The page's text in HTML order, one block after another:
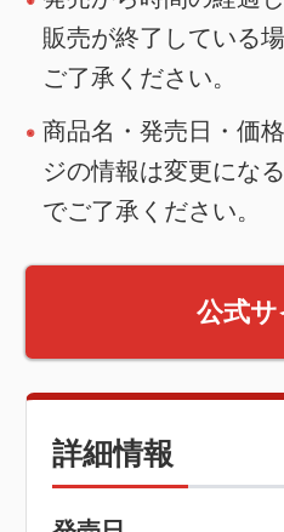
販売が終了している
ご了承ください。
商品名・発売日・価
ジの情報は変更にな
でご了承ください。
公式サ
詳細情報